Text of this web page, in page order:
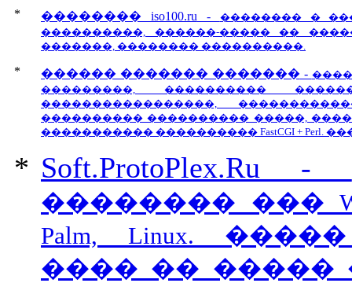
* �������� iso100.ru - �������� �
����������, ������-����� ��
�������, �������� ����������.
* ������ ������� ������� -
���������, ����������
�����������������,
���������� ���������� �����,
����������� ���������� FastCGI +
* Soft.ProtoPlex.Ru -
�������� ���
Palm, Linux.
���� �� �����